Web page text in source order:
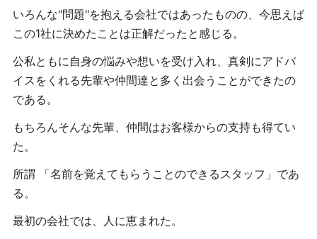
いろんな"問題"を抱える会社ではあったものの、今思えば
この1社に決めたことは正解だったと感じる。
公私ともに自身の悩みや想いを受け入れ、真剣にアドバ
イスをくれる先輩や仲間達と多く出会うことができたの
である。
もちろんそんな先輩、仲間はお客様からの支持も得てい
た。
所謂 「名前を覚えてもらうことのできるスタッフ」であ
る。
最初の会社では、人に恵まれた。